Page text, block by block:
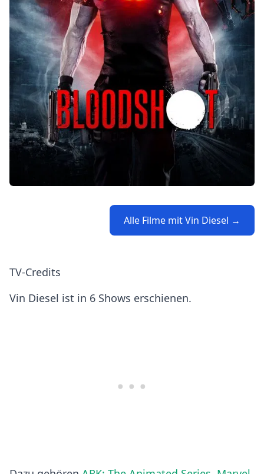
Alle Filme mit Vin Diesel →
TV-Credits
Vin Diesel ist in 6 Shows erschienen.